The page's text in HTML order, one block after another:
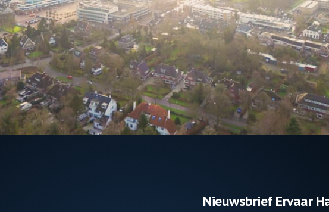
Nieuwsbrief Ervaar